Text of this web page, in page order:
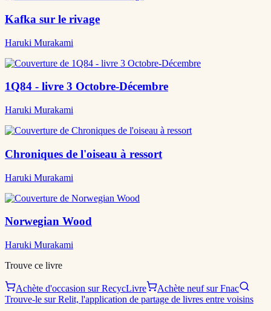
Kafka sur le rivage
Haruki Murakami
1Q84 - livre 3 Octobre-Décembre
Haruki Murakami
Chroniques de l'oiseau à ressort
Haruki Murakami
Norwegian Wood
Haruki Murakami
Trouve ce livre
Achète d'occasion sur RecycLivre
Achète neuf sur Fnac
Trouve-le sur Relit, l'application de partage de livres entre voisins